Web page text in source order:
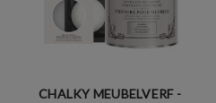
CHALKY MEUBELVERF -